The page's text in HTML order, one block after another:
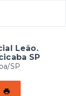
Leão.
SP
SP